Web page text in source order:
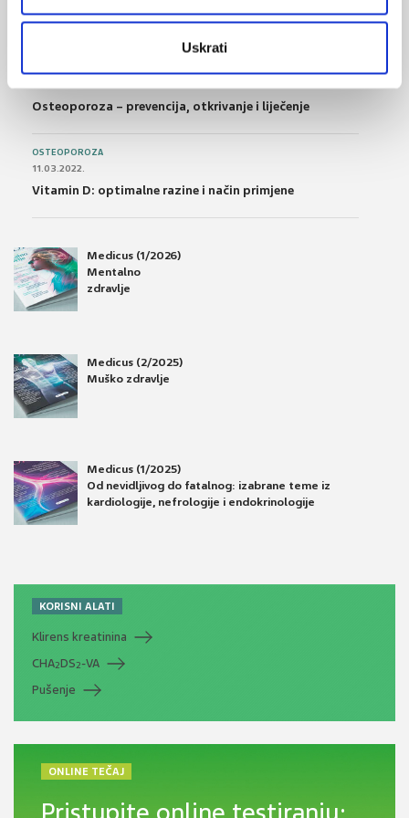
Uskrati
Što su probiotici i kako se proizvode?
Osteoporoza – prevencija, otkrivanje i liječenje
OSTEOPOROZA
11.03.2022.
Vitamin D: optimalne razine i način primjene
Medicus (1/2026)
Mentalno
zdravlje
Medicus (2/2025)
Muško zdravlje
Medicus (1/2025)
Od nevidljivog do fatalnog: izabrane teme iz
kardiologije, nefrologije i endokrinologije
KORISNI ALATI
Klirens kreatinina
CHA2DS2-VA
Pušenje
ONLINE TEČAJ